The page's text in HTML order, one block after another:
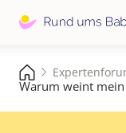
Warum weint